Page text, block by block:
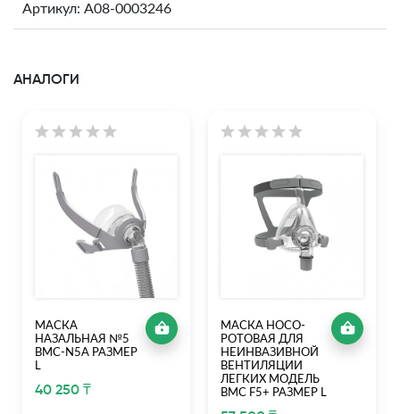
Артикул: A08-0003246
АНАЛОГИ
МАСКА
НАЗАЛЬНАЯ №5
BMC-N5A РАЗМЕР
L
40 250 ₸
МАСКА НОСО-
РОТОВАЯ ДЛЯ
НЕИНВАЗИВНОЙ
ВЕНТИЛЯЦИИ
ЛЕГКИХ МОДЕЛЬ
BMC F5+ РАЗМЕР L